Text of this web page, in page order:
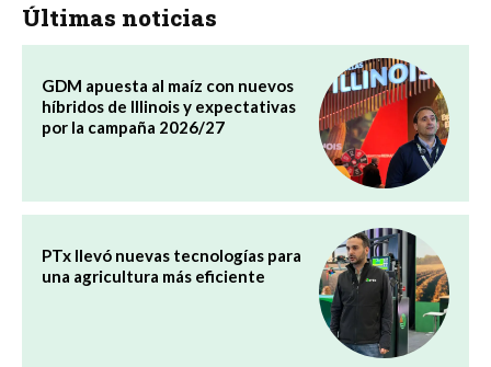
Últimas noticias
GDM apuesta al maíz con nuevos
híbridos de Illinois y expectativas
por la campaña 2026/27
PTx llevó nuevas tecnologías para
una agricultura más eficiente